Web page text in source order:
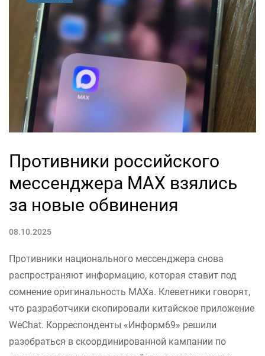
Противники российского
мессенджера MAX взялись
за новые обвинения
08.10.2025
Противники национального мессенджера снова
распространяют информацию, которая ставит под
сомнение оригинальность MAXа. Клеветники говорят,
что разработчики скопировали китайское приложение
WeChat. Корреспонденты «Информ69» решили
разобраться в скоординированной кампании по